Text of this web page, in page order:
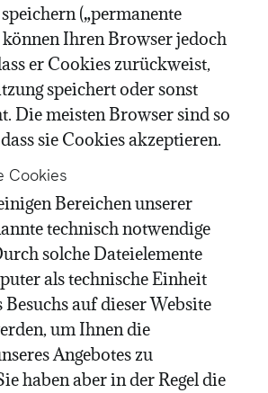
(„permanente
können Ihren Browser jedoch
er Cookies zurückweist,
speichert oder sonst
Die meisten Browser sind so
sie Cookies akzeptieren.
Cookies
Bereichen unserer
technisch notwendige
solche Dateielemente
als technische Einheit
auf dieser Website
um Ihnen die
Angebotes zu
haben aber in der Regel die